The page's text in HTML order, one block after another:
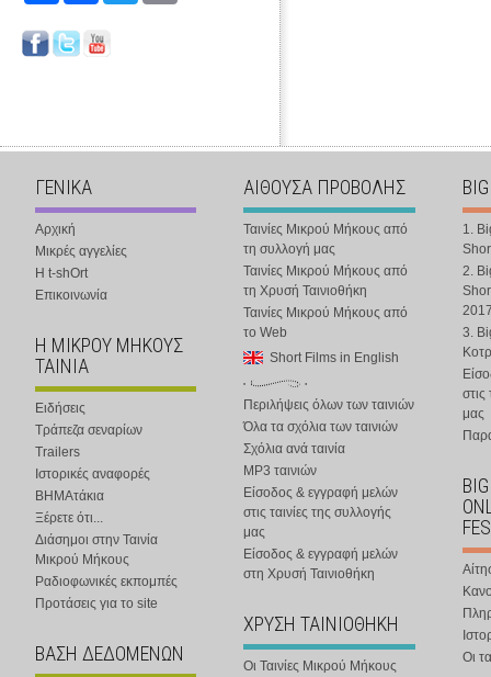
ΓΕΝΙΚΑ
Αρχική
Μικρές αγγελίες
Η t-shOrt
Επικοινωνία
Η ΜΙΚΡΟΥ ΜΗΚΟΥΣ
ΤΑΙΝΙΑ
Ειδήσεις
Τράπεζα σεναρίων
Trailers
Ιστορικές αναφορές
ΒΗΜΑτάκια
Ξέρετε ότι...
Διάσημοι στην Ταινία
Μικρού Μήκους
Ραδιοφωνικές εκπομπές
Προτάσεις για το site
ΒΑΣΗ ΔΕΔΟΜΕΝΩΝ
ΑΙΘΟΥΣΑ ΠΡΟΒΟΛΗΣ
Ταινίες Μικρού Μήκους από
τη συλλογή μας
Ταινίες Μικρού Μήκους από
τη Χρυσή Ταινιοθήκη
Ταινίες Μικρού Μήκους από
το Web
Short Films in English
Περιλήψεις όλων των ταινιών
Όλα τα σχόλια των ταινιών
Σχόλια ανά ταινία
MP3 ταινιών
Είσοδος & εγγραφή μελών
στις ταινίες της συλλογής
μας
Είσοδος & εγγραφή μελών
στη Χρυσή Ταινιοθήκη
ΧΡΥΣΗ ΤΑΙΝΙΟΘΗΚΗ
Οι Ταινίες Μικρού Μήκους
1.
2.
3.
στις
μας
Οι